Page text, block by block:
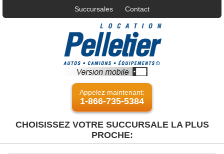
Succursales Contact
Appelez maintenant:
1-866-735-5384
CHOISISSEZ VOTRE SUCCURSALE LA PLUS
PROCHE: